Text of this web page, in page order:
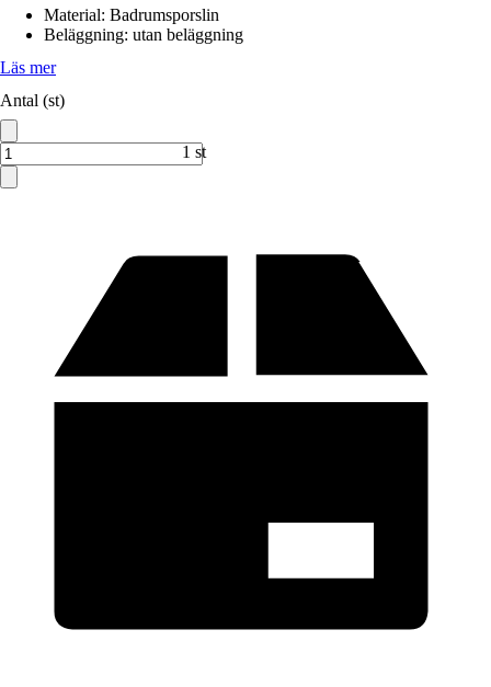
Material: Badrumsporslin
Beläggning: utan beläggning
Läs mer
Antal (st)
1 st